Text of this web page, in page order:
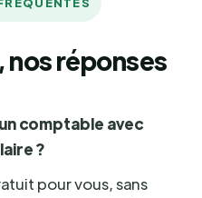
nos réponses
comptable avec
?
pour vous, sans